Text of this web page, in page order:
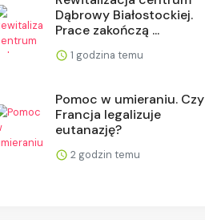
Dąbrowy Białostockiej.
Prace zakończą ...
1 godzina temu
Pomoc w umieraniu. Czy
Francja legalizuje
eutanazję?
2 godzin temu